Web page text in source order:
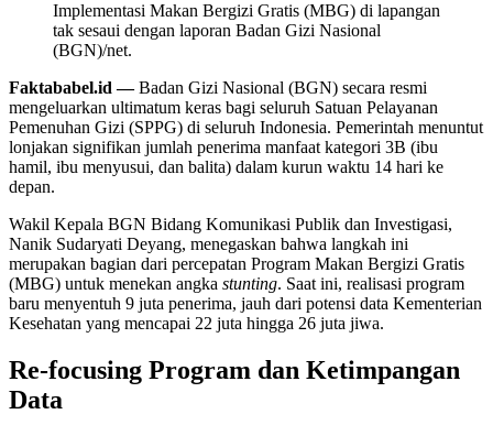
Implementasi Makan Bergizi Gratis (MBG) di lapangan
tak sesaui dengan laporan Badan Gizi Nasional
(BGN)/net.
Faktababel.id —Badan Gizi Nasional (BGN) secara resmi
mengeluarkan ultimatum keras bagi seluruh Satuan Pelayanan
Pemenuhan Gizi (SPPG) di seluruh Indonesia. Pemerintah menuntut
lonjakan signifikan jumlah penerima manfaat kategori 3B (ibu
hamil, ibu menyusui, dan balita) dalam kurun waktu 14 hari ke
depan.
Wakil Kepala BGN Bidang Komunikasi Publik dan Investigasi,
Nanik Sudaryati Deyang, menegaskan bahwa langkah ini
merupakan bagian dari percepatan Program Makan Bergizi Gratis
(MBG) untuk menekan angka stunting. Saat ini, realisasi program
baru menyentuh 9 juta penerima, jauh dari potensi data Kementerian
Kesehatan yang mencapai 22 juta hingga 26 juta jiwa.
Re-focusing Program dan Ketimpangan
Data